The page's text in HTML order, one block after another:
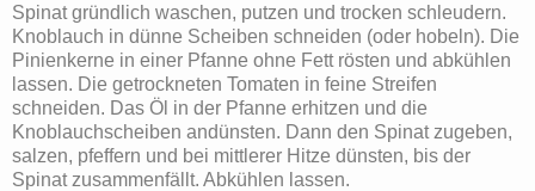
Spinat gründlich waschen, putzen und trocken schleudern.
Knoblauch in dünne Scheiben schneiden (oder hobeln). Die
Pinienkerne in einer Pfanne ohne Fett rösten und abkühlen
lassen. Die getrockneten Tomaten in feine Streifen
schneiden. Das Öl in der Pfanne erhitzen und die
Knoblauchscheiben andünsten. Dann den Spinat zugeben,
salzen, pfeffern und bei mittlerer Hitze dünsten, bis der
Spinat zusammenfällt. Abkühlen lassen.